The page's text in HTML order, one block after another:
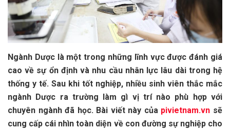
Ngành Dược là một trong những lĩnh vực được đánh giá
cao về sự ổn định và nhu cầu nhân lực lâu dài trong hệ
thống y tế. Sau khi tốt nghiệp, nhiều sinh viên thắc mắc
ngành Dược ra trường làm gì vị trí nào phù hợp với
chuyên ngành đã học. Bài viết này của pivietnam.vn sẽ
cung cấp cái nhìn toàn diện về con đường sự nghiệp cho